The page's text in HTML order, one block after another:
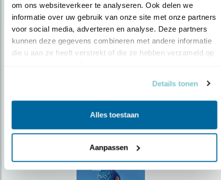
om ons websiteverkeer te analyseren. Ook delen we
informatie over uw gebruik van onze site met onze partners
voor social media, adverteren en analyse. Deze partners
kunnen deze gegevens combineren met andere informatie
die u aan ze heeft verstrekt of die ze hebben verzameld op
Details tonen
Alles toestaan
Aanpassen
Op de hoogte blijven?
Meld je aan en ontvang nieuws, inspiratie, acties en tips
over vogels en activiteiten van Vogelbescherming.